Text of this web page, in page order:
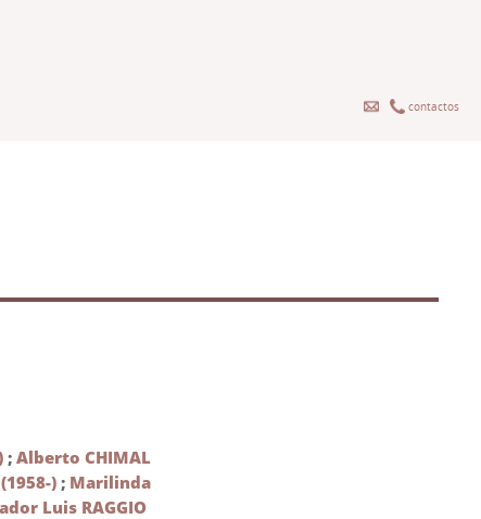
contactos
;Alberto CHIMAL
); Marilinda
Luis RAGGIO